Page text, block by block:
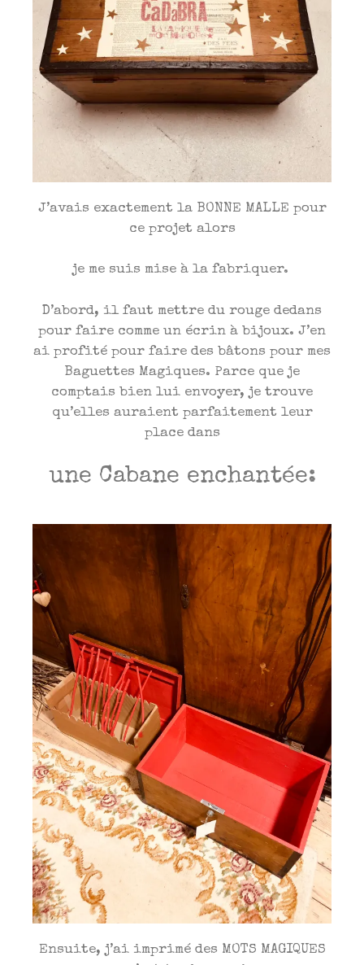
J’avais exactement la BONNE MALLE pour
ce projet alors
je me suis mise à la fabriquer.
D’abord, il faut mettre du rouge dedans
pour faire comme un écrin à bijoux. J’en
ai profité pour faire des bâtons pour mes
Baguettes Magiques. Parce que je
comptais bien lui envoyer, je trouve
qu’elles auraient parfaitement leur
place dans
une Cabane enchantée:
Ensuite, j’ai imprimé des MOTS MAGIQUES